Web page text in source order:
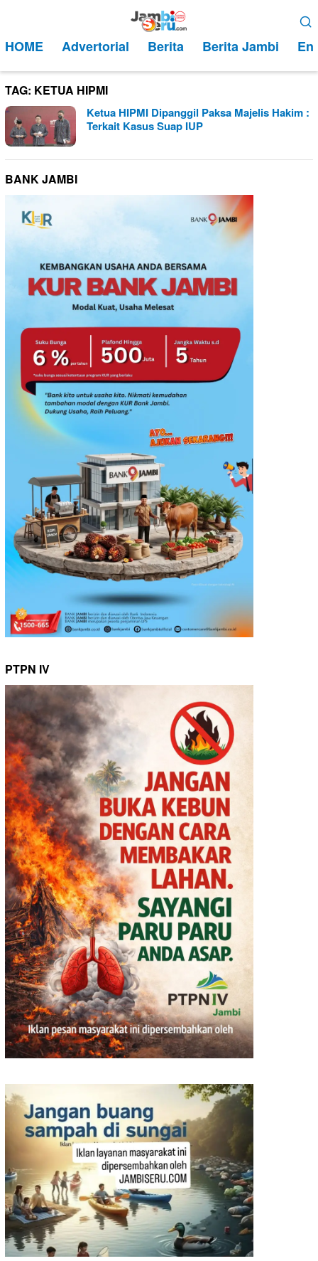
kontenMobile
HOME Advertorial Berita Berita Jambi
TAG: KETUA HIPMI
Ketua HIPMI Dipanggil Paksa Majelis Hakim :
Terkait Kasus Suap IUP
BANK JAMBI
PTPN IV